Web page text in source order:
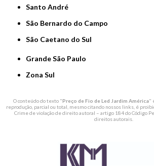
Santo André
São Bernardo do Campo
São Caetano do Sul
Grande São Paulo
Zona Sul
O conteúdo do texto "Preço de Fio de Led Jardim América"
reprodução, parcial ou total, mesmo citando nossos links, é
Crime de violação de direito autoral – artigo 184 do Código
direitos autorais.